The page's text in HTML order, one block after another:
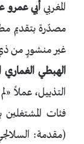
المغربيأبي عمرو
مصدّرة بتقديم
غير منشورٍ من ذي
الهبطي
التذييل، عملاً
فئات المشتغلين